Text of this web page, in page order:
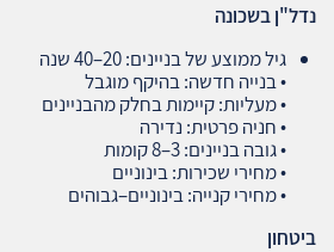
נדל"ן בשכונה
גיל ממוצע של בניינים: 20–40 שנה
• בנייה חדשה: בהיקף מוגבל
• מעליות: קיימות בחלק מהבניינים
• חניה פרטית: נדירה
• גובה בניינים: 3–8 קומות
• מחירי שכירות: בינוניים
• מחירי קנייה: בינוניים–גבוהים
ביטחון